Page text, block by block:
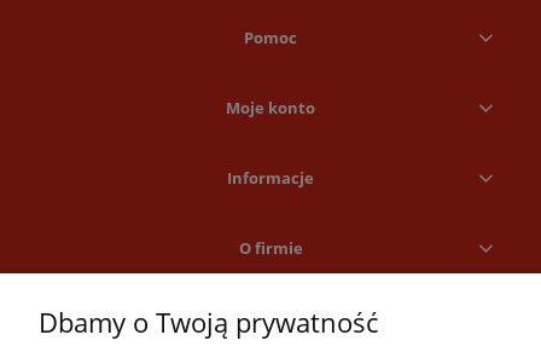
Pomoc
Moje konto
Informacje
O firmie
Dbamy o Twoją prywatność